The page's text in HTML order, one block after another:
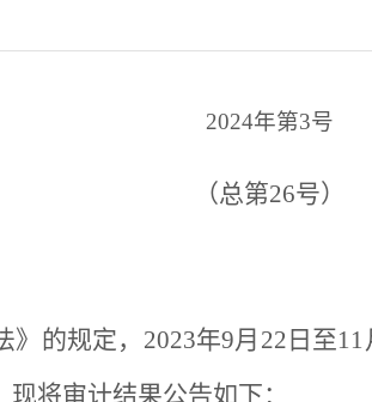
2024年第3号
（总第26号）
的规定，2023年9月22日至
将审计结果公告如下：